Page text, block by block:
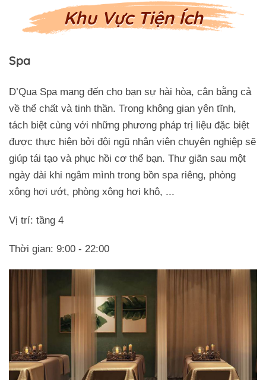
Khu Vực Tiện Ích
Spa
D’Qua Spa mang đến cho bạn sự hài hòa, cân bằng cả
về thể chất và tinh thần. Trong không gian yên tĩnh,
tách biệt cùng với những phương pháp trị liệu đặc biệt
được thực hiện bởi đội ngũ nhân viên chuyên nghiệp sẽ
giúp tái tạo và phục hồi cơ thể bạn. Thư giãn sau một
ngày dài khi ngâm mình trong bồn spa riêng, phòng
xông hơi ướt, phòng xông hơi khô, ...
Vị trí: tầng 4
Thời gian: 9:00 - 22:00